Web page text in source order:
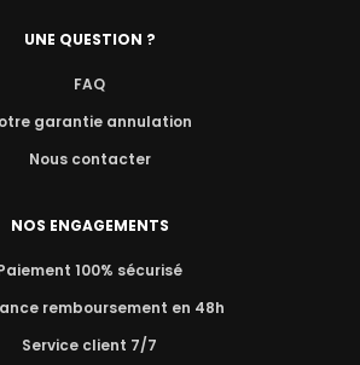
UNE QUESTION ?
FAQ
garantie annulation
Nous contacter
NOS ENGAGEMENTS
100% sécurisé
remboursement en 48h
Service client 7/7